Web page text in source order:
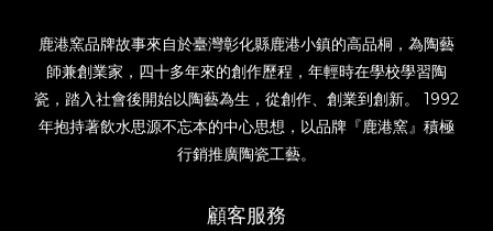
鹿港窯品牌故事來自於臺灣彰化縣鹿港小鎮的高品桐，為陶藝
師兼創業家，四十多年來的創作歷程，年輕時在學校學習陶
瓷，踏入社會後開始以陶藝為生，從創作、創業到創新。 1992
年抱持著飲水思源不忘本的中心思想，以品牌『鹿港窯』積極
行銷推廣陶瓷工藝。
顧客服務